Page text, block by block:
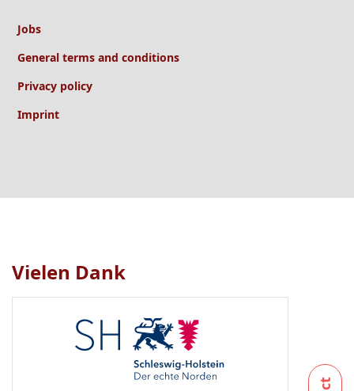
Jobs
General terms and conditions
Privacy policy
Imprint
Vielen Dank
Logo1bis1von1sichtbar.